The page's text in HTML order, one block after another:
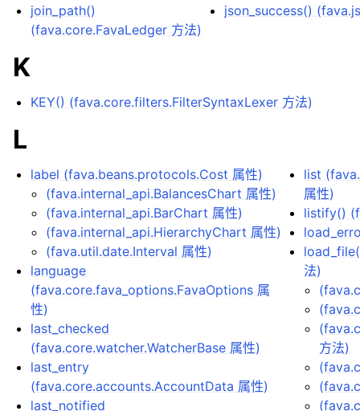
join_path()
(fava.core.FavaLedger 方法)
json_success()
K
KEY() (fava.core.filters.FilterSyntaxLexer 方法)
L
label (fava.beans.protocols.Cost 属性)
(fava.internal_api.BalancesChart 属性)
(fava.internal_api.BarChart 属性)
(fava.internal_api.HierarchyChart 属性)
(fava.util.date.Interval 属性)
language
(fava.core.fava_options.FavaOptions 属
性)
last_checked
(fava.core.watcher.WatcherBase 属性)
last_entry
(fava.core.accounts.AccountData 属性)
last_notified
list
属性)
listify()
法)
方法)